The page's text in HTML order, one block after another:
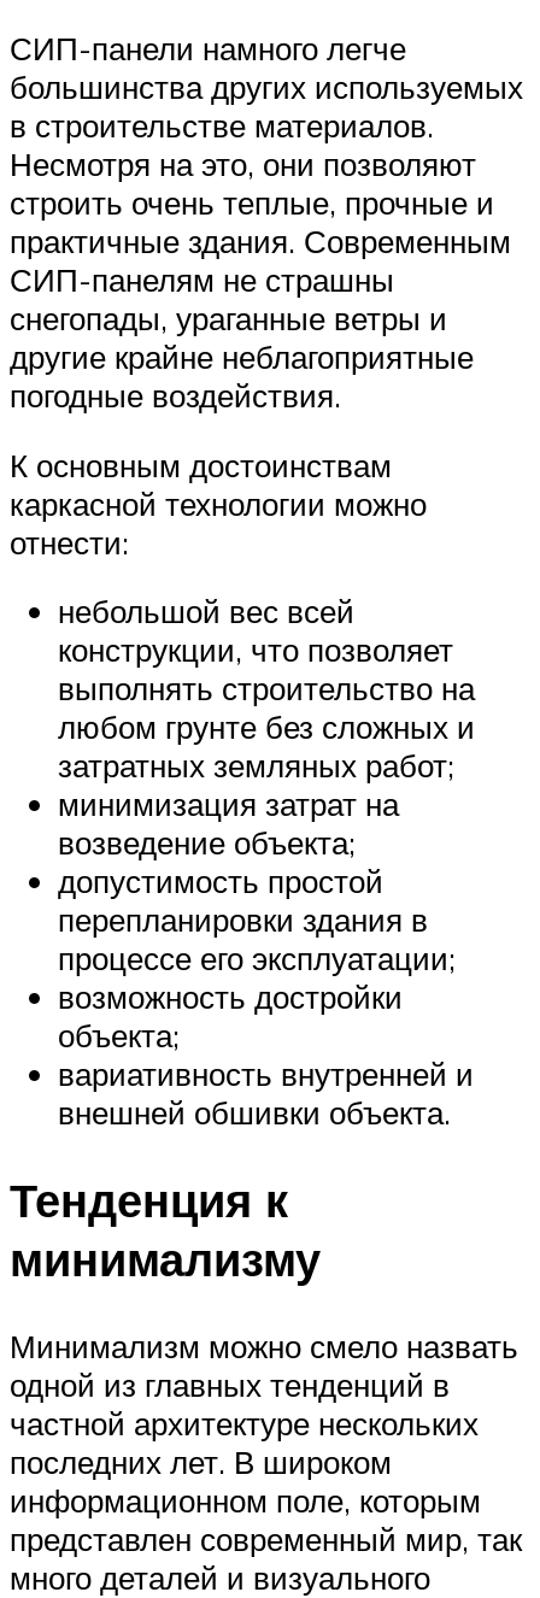
СИП-панели намного легче
большинства других используемых
в строительстве материалов.
Несмотря на это, они позволяют
строить очень теплые, прочные и
практичные здания. Современным
СИП-панелям не страшны
снегопады, ураганные ветры и
другие крайне неблагоприятные
погодные воздействия.
К основным достоинствам
каркасной технологии можно
отнести:
небольшой вес всей
конструкции, что позволяет
выполнять строительство на
любом грунте без сложных и
затратных земляных работ;
минимизация затрат на
возведение объекта;
допустимость простой
перепланировки здания в
процессе его эксплуатации;
возможность достройки
объекта;
вариативность внутренней и
внешней обшивки объекта.
Тенденция к
минимализму
Минимализм можно смело назвать
одной из главных тенденций в
частной архитектуре нескольких
последних лет. В широком
информационном поле, которым
представлен современный мир, так
много деталей и визуального